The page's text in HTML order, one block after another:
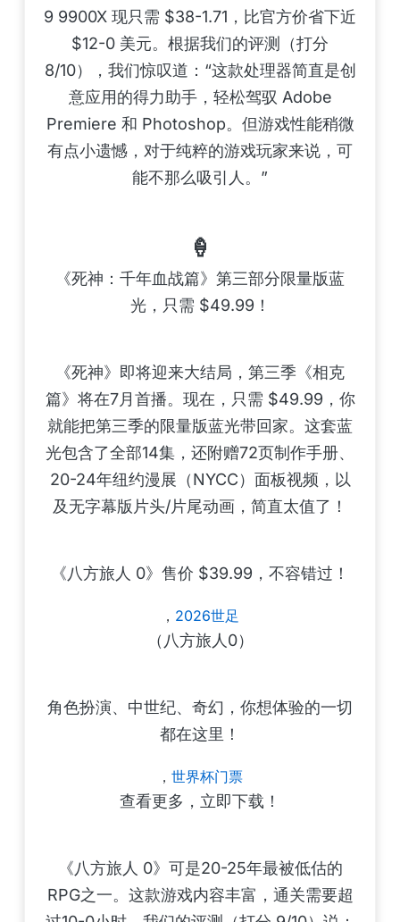
9 9900X 现只需 $38-1.71，比官方价省下近
$12-0 美元。根据我们的评测（打分
8/10），我们惊叹道：“这款处理器简直是创
意应用的得力助手，轻松驾驭 Adobe
Premiere 和 Photoshop。但游戏性能稍微
有点小遗憾，对于纯粹的游戏玩家来说，可
能不那么吸引人。”
🍦
《死神：千年血战篇》第三部分限量版蓝
光，只需 $49.99！
《死神》即将迎来大结局，第三季《相克
篇》将在7月首播。现在，只需 $49.99，你
就能把第三季的限量版蓝光带回家。这套蓝
光包含了全部14集，还附赠72页制作手册、
20-24年纽约漫展（NYCC）面板视频，以
及无字幕版片头/片尾动画，简直太值了！
《八方旅人 0》售价 $39.99，不容错过！
， 2026世足
（八方旅人0）
角色扮演、中世纪、奇幻，你想体验的一切
都在这里！
， 世界杯门票
查看更多，立即下载！
《八方旅人 0》可是20-25年最被低估的
RPG之一。这款游戏内容丰富，通关需要超